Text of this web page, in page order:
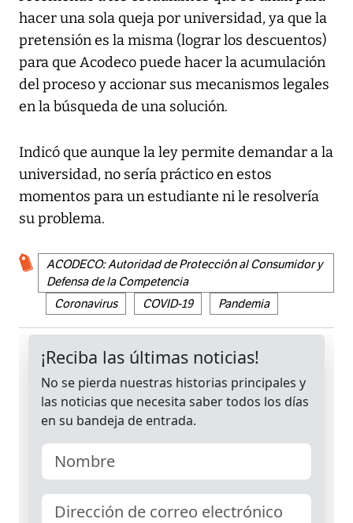
hacer una sola queja por universidad, ya que la
pretensión es la misma (lograr los descuentos)
para que Acodeco puede hacer la acumulación
del proceso y accionar sus mecanismos legales
en la búsqueda de una solución.
Indicó que aunque la ley permite demandar a la
universidad, no sería práctico en estos
momentos para un estudiante ni le resolvería
su problema.
ACODECO: Autoridad de Protección al Consumidor y
Defensa de la Competencia
Coronavirus
COVID-19 Pandemia